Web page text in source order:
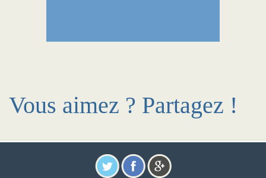
Vous aimez ? Partagez !